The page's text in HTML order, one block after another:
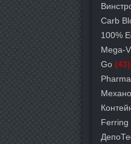
Carb
100%
Mega-
Go (43)
Ferring